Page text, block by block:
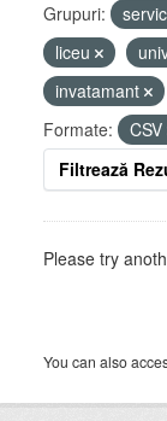
Grupuri:
liceu
invatamant
Formate:
CSV
Filtrează
Please try
You can also